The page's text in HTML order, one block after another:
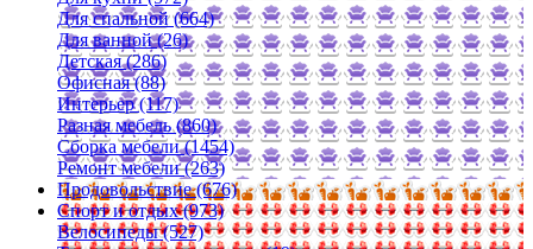
Для спальной (664)
Для ванной (26)
Детская (286)
Офисная (88)
Интерьер (117)
Разная мебель (860)
Сборка мебели (1454)
Ремонт мебели (263)
Продовольствие (676)
Спорт и отдых (973)
Велосипеды (527)